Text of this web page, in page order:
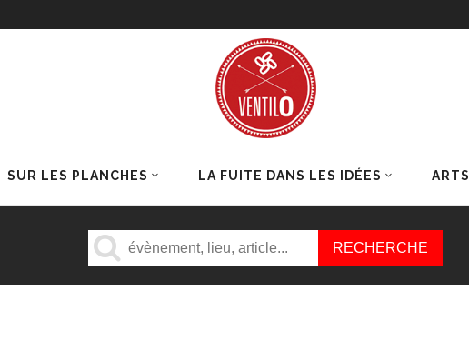
SUR LES PLANCHES LA FUITE DANS LES IDÉES ARTS